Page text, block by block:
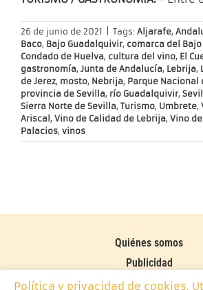
26 de junio de 2021 Tags: Aljarafe,
Baco, Bajo Guadalquivir, comarca del
Condado de Huelva, cultura del vino, El
gastronomía, Junta de Andalucía, Lebrija,
de Jerez, mosto, Nebrija, Parque Nacional
provincia de Sevilla, río Guadalquivir,
Sierra Norte de Sevilla, Turismo, Umbrete,
Ariscal , Vino de Calidad de Lebrija, Vino
Palacios, vinos
Quiénes somos
Publicidad
Contacto
Política y privacidad de cookies.